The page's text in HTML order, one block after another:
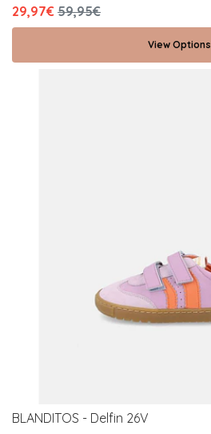
29,97€ 59,95€
View Options
BLANDITOS - Delfin 26V